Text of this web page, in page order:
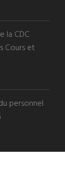
la CDC
Cours et
personnel